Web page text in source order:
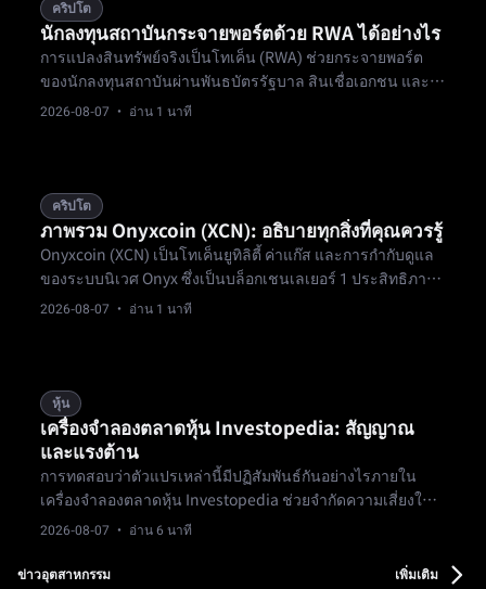
คริปโต
นักลงทุนสถาบันกระจายพอร์ตด้วย RWA ได้อย่างไร
การแปลงสินทรัพย์จริงเป็นโทเค็น (RWA) ช่วยกระจายพอร์ต
ของนักลงทุนสถาบันผ่านพันธบัตรรัฐบาล สินเชื่อเอกชน และ
อสังหาริมทรัพย์ การเป็นเจ้าของแบบเศษส่วนและการซื้อขาย
2026-08-07 · อ่าน 1 นาที
คริปโต
ภาพรวม Onyxcoin (XCN): อธิบายทุกสิ่งที่คุณควรรู้
Onyxcoin (XCN) เป็นโทเค็นยูทิลิตี้ ค่าแก๊ส และการกำกับดูแล
ของระบบนิเวศ Onyx ซึ่งเป็นบล็อกเชนเลเยอร์ 1 ประสิทธิภาพ
สูงที่สร้างขึ้นสำหรับการชำระเงิน สถาบันการเงิน และ
2026-08-07 · อ่าน 1 นาที
หุ้น
เครื่องจำลองตลาดหุ้น Investopedia: สัญญาณ
และแรงต้าน
การทดสอบว่าตัวแปรเหล่านี้มีปฏิสัมพันธ์กันอย่างไรภายใน
เครื่องจำลองตลาดหุ้น Investopedia ช่วยจำกัดความเสี่ยงใน
การดำเนินงานในขณะที่รักษากลไกการจัดลำดับคำสั่งซื้อขาย
รัฐบาลอายุ 10 ปีปรับตัวลดลงเหลือ 4.67% หลังจากแตะระดับ
2026-08-07 · อ่าน 6 นาที
ข่าวอุตสาหกรรม เพิ่มเติม